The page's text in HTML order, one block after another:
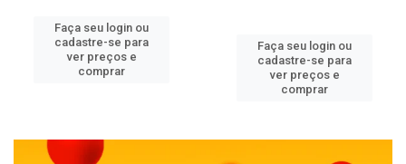
Faça seu login ou
cadastre-se para
ver preços e
comprar
Faça seu login ou
cadastre-se para
ver preços e
comprar